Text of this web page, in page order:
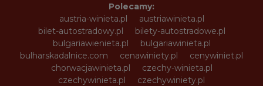
Polecamy:
austria-winieta.pl
austriawinieta.pl
bilet-autostradowy.pl
bilety-autostradowe.pl
bulgariawienieta.pl
bulgariawinieta.pl
bulharskadalnice.com
cenawiniety.pl
cenywiniet.pl
chorwacjawinieta.pl
czechy-winieta.pl
czechywinieta.pl
czechywiniety.pl